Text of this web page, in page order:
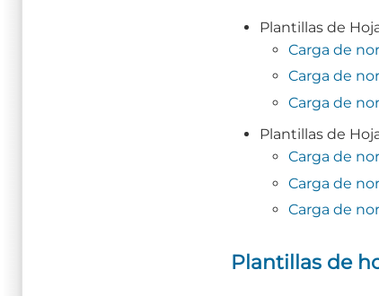
Plantillas de
Carga de
Carga de
Carga de
Plantillas de
Carga de
Carga de
Carga de
Plantillas de